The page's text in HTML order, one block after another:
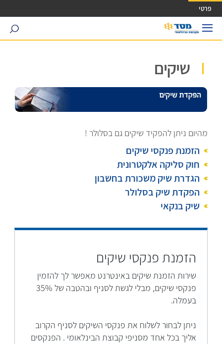
גישה ישירה לכפתור כניסה לחשבונך
פרטי
search
שיקים
מהיום ניתן להפקיד שיקים גם בסלולר !
הזמנת פנקסי שיקים
חוק סליקה אלקטרונית
הגדרת שיק משכורת בחשבון
הפקדת שיק בסלולר
שיק בנקאי
הזמנת פנקסי שיקים
שירות הזמנת שיקים באינטרנט מאפשר לך להזמין
פנקסי שיקים, מבלי לגשת לסניף ובהטבה של 35%
בעמלה.
ניתן לבחור לשלוח את פנקסי השיקים לסניף הקרוב
אליך בכל אחד מסניפי קבוצת הבינלאומי . הפנקסים